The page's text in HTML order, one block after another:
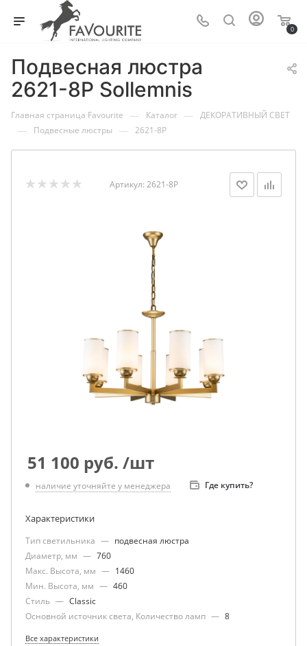
0
Подвесная люстра
2621-8P Sollemnis
Главная страница Favourite — Каталог — ДЕКОРАТИВНЫЙ СВЕТ
— Подвесные люстры — 2621-8P
Артикул: 2621-8P
51 100 руб. /шт
наличие уточняйте у менеджера Где купить?
Характеристики
Тип светильника — подвесная люстра
Диаметр, мм — 760
Макс. Высота, мм — 1460
Мин. Высота, мм — 460
Стиль — Classic
Основной источник света, Количество ламп — 8
Все характеристики